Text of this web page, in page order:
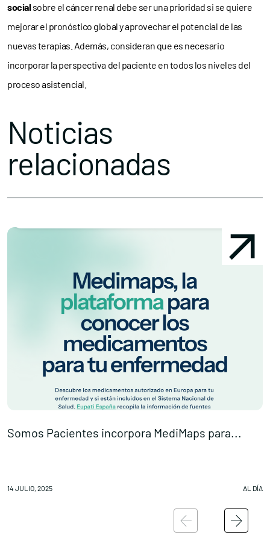
socialsobre el cáncer renal debe ser una prioridad si se quiere
mejorar el pronóstico global y aprovechar el potencial de las
nuevas terapias. Además, consideran que es necesario
incorporar la perspectiva del paciente en todos los niveles del
proceso asistencial.
Noticias
relacionadas
Somos Pacientes incorpora MediMaps para...
14 JULIO, 2025 AL DÍA
Explora